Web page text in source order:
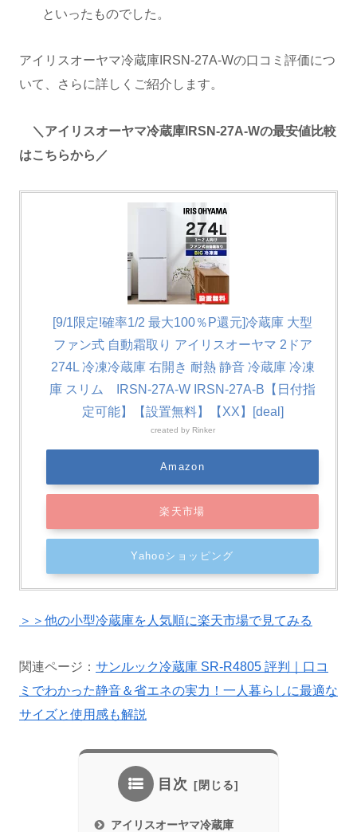
といったものでした。
アイリスオーヤマ冷蔵庫IRSN-27A-Wの口コミ評価につ
いて、さらに詳しくご紹介します。
＼アイリスオーヤマ冷蔵庫IRSN-27A-Wの最安値比較
はこちらから／
[9/1限定!確率1/2 最大100％P還元]冷蔵庫 大型
ファン式 自動霜取り アイリスオーヤマ 2ドア
274L 冷凍冷蔵庫 右開き 耐熱 静音 冷蔵庫 冷凍
庫 スリム IRSN-27A-W IRSN-27A-B【日付指
定可能】【設置無料】【XX】[deal]
created by Rinker
Amazon
楽天市場
Yahooショッピング
＞＞他の小型冷蔵庫を人気順に楽天市場で見てみる
関連ページ： サンルック冷蔵庫 SR-R4805 評判｜口コ
ミでわかった静音＆省エネの実力！一人暮らしに最適な
サイズと使用感も解説
目次
アイリスオーヤマ冷蔵庫